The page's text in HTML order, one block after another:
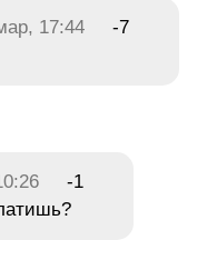
17:44
-7
-1